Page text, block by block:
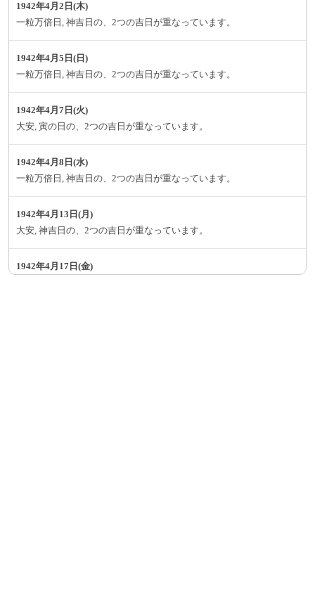
1942年4月2日(木)
一粒万倍日, 神吉日の、2つの吉日が重なっています。
1942年4月5日(日)
一粒万倍日, 神吉日の、2つの吉日が重なっています。
1942年4月7日(火)
大安, 寅の日の、2つの吉日が重なっています。
1942年4月8日(水)
一粒万倍日, 神吉日の、2つの吉日が重なっています。
1942年4月13日(月)
大安, 神吉日の、2つの吉日が重なっています。
1942年4月17日(金)